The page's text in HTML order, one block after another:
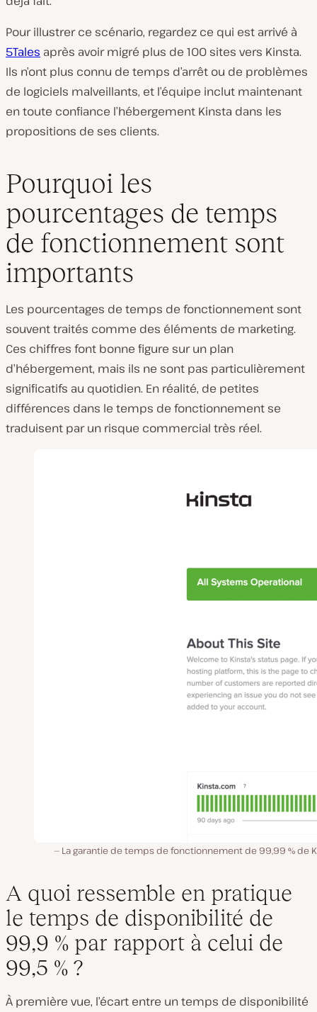
Pour illustrer ce scénario, regardez ce qui est arrivé à
5Tales après avoir migré plus de 100 sites vers Kinsta.
Ils n’ont plus connu de temps d’arrêt ou de problèmes
de logiciels malveillants, et l’équipe inclut maintenant
en toute confiance l’hébergement Kinsta dans les
propositions de ses clients.
Pourquoi les
pourcentages de temps
de fonctionnement sont
importants
Les pourcentages de temps de fonctionnement sont
souvent traités comme des éléments de marketing.
Ces chiffres font bonne figure sur un plan
d’hébergement, mais ils ne sont pas particulièrement
significatifs au quotidien. En réalité, de petites
différences dans le temps de fonctionnement se
traduisent par un risque commercial très réel.
La garantie de temps de fonctionnement de 99,99 % de
A quoi ressemble en pratique
le temps de disponibilité de
99,9 % par rapport à celui de
99,5 % ?
À première vue, l’écart entre un temps de disponibilité